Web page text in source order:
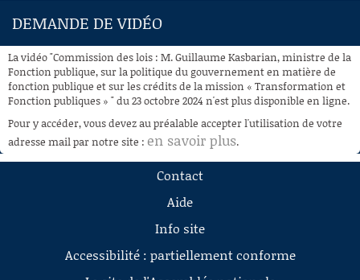
ACCUEIL
À LA DEMANDE
RECHERCHE
AIDE À LA DÉCOUPE
DE VIDÉOS
DEMANDE DE VIDÉO
La vidéo "Commission des lois : M. Guillaume Kasbarian, ministre de la
Fonction publique, sur la politique du gouvernement en matière de
fonction publique et sur les crédits de la mission « Transformation et
Fonction publiques » " du 23 octobre 2024 n'est plus disponible en ligne.
Pour y accéder, vous devez au préalable accepter l'utilisation de votre
adresse mail par notre site : en savoir plus.
Contact
Aide
Info site
Accessibilité : partiellement conforme